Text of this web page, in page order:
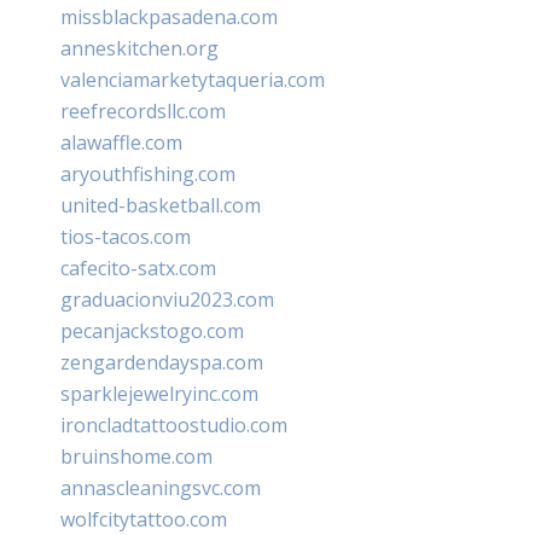
missblackpasadena.com
anneskitchen.org
valenciamarketytaqueria.com
reefrecordsllc.com
alawaffle.com
aryouthfishing.com
united-basketball.com
tios-tacos.com
cafecito-satx.com
graduacionviu2023.com
pecanjackstogo.com
zengardendayspa.com
sparklejewelryinc.com
ironcladtattoostudio.com
bruinshome.com
annascleaningsvc.com
wolfcitytattoo.com